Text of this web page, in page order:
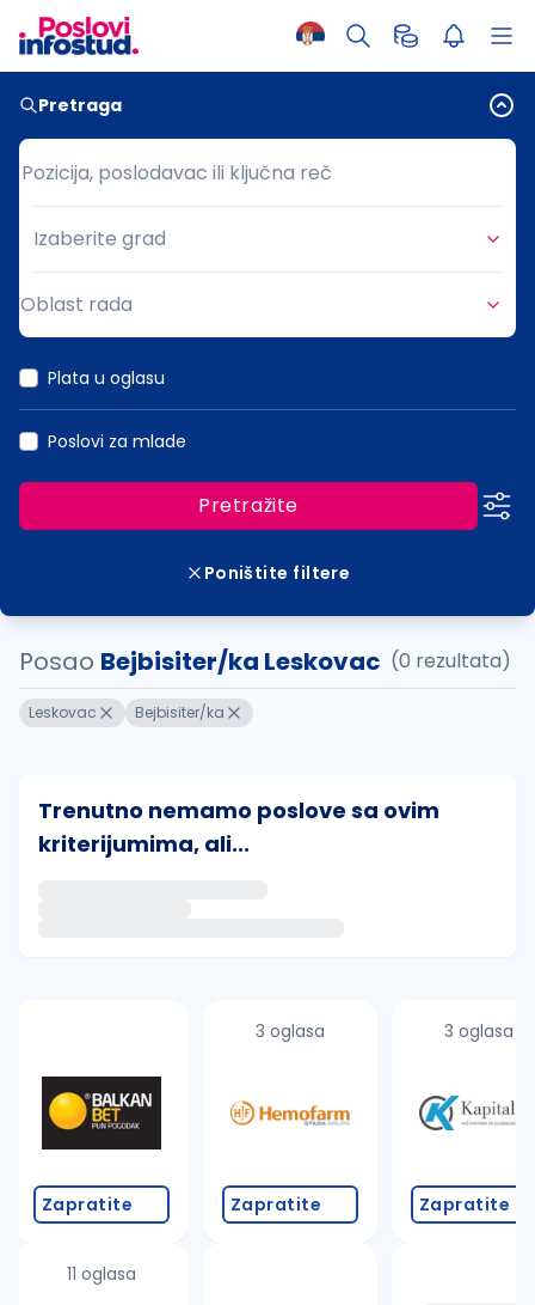
Pretraga
Pozicija, poslodavac ili ključna reč
Pozicija, poslodavac ili ključna reč
Grad
Izaberite grad
Oblast rada
Plata u oglasu
Poslovi za mlade
Pretražite
Poništite filtere
Posao Bejbisiter/ka Leskovac (0 rezultata)
Leskovac Bejbisiter/ka
Trenutno nemamo poslove sa ovim
kriterijumima, ali...
Takođe možete da:
proverite pravopisne greške (koristite č, ć, š, đ,
promenite odabrane filtere pretrage
Zapratite
11 oglasa
3 oglasa
Zapratite
3 oglasa
Zapratite